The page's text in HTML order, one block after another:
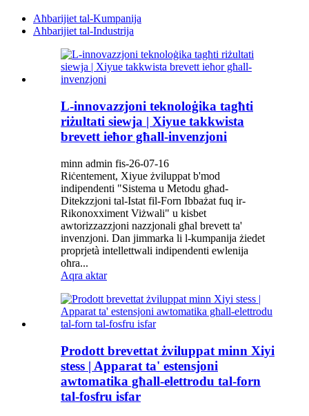
Aħbarijiet tal-Kumpanija
Aħbarijiet tal-Industrija
L-innovazzjoni teknoloġika tagħti
riżultati siewja | Xiyue takkwista
brevett ieħor għall-invenzjoni
minn admin fis-26-07-16
Riċentement, Xiyue żviluppat b'mod
indipendenti "Sistema u Metodu għad-
Ditekzzjoni tal-Istat fil-Forn Ibbażat fuq ir-
Rikonoxximent Viżwali" u kisbet
awtorizzazzjoni nazzjonali għal brevett ta'
invenzjoni. Dan jimmarka li l-kumpanija żiedet
proprjetà intellettwali indipendenti ewlenija
oħra...
Aqra aktar
Prodott brevettat żviluppat minn Xiyi
stess | Apparat ta' estensjoni
awtomatika għall-elettrodu tal-forn
tal-fosfru isfar